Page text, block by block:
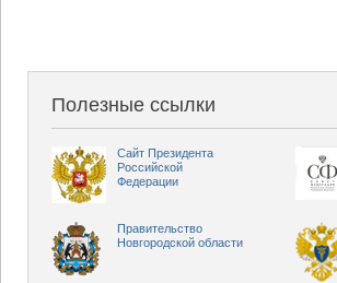
Полезные ссылки
Сайт Президента
Российской
Федерации
Правительство
Новгородской области